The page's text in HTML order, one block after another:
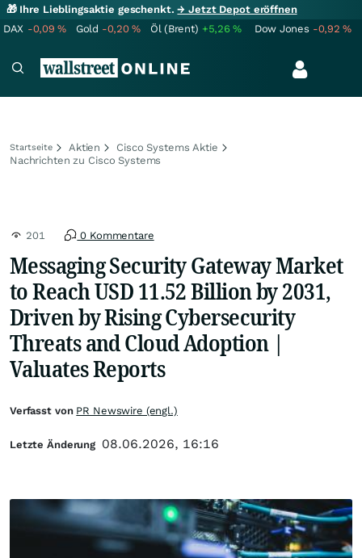
🎁 Ihre Lieblingsaktie geschenkt.→ Jetzt Depot eröffnen
DAX -0,09% Gold -0,20% Öl (Brent) +5,26% Dow Jones -0,92%
Startseite Aktien
Cisco Systems Aktie
Nachrichten zu Cisco Systems
201 0 Kommentare
Messaging Security Gateway Market
to Reach USD 11.52 Billion by 2031,
Driven by Rising Cybersecurity
Threats and Cloud Adoption |
Valuates Reports
Verfasst von PR Newswire (engl.)
Letzte Änderung 08.06.2026, 16:16